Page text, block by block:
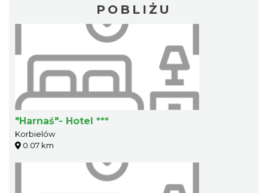
POBLIŻU
"Harnaś"- Hotel ***
Korbielów
0.07 km